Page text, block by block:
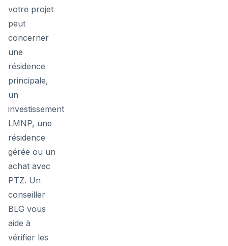
votre projet
peut
concerner
une
résidence
principale,
un
investissement
LMNP, une
résidence
gérée ou un
achat avec
PTZ. Un
conseiller
BLG vous
aide à
vérifier les